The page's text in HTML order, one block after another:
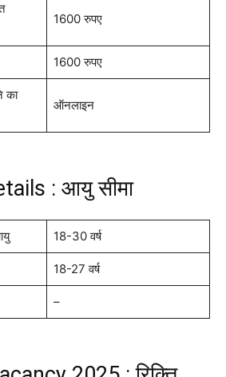
1600 रुपए
1600 रुपए
का
ऑनलाइन
: आयु सीमा
18-30 वर्ष
18-27 वर्ष
–